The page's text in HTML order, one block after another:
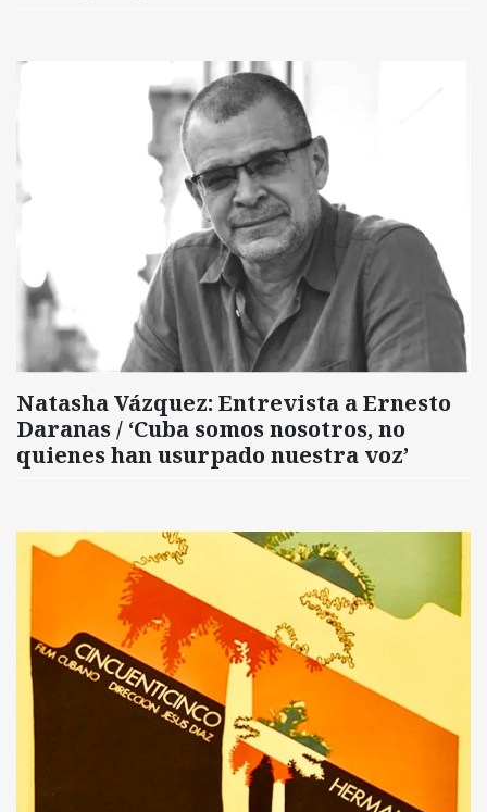
Natasha Vázquez: Entrevista a Ernesto
Daranas / ‘Cuba somos nosotros, no
quienes han usurpado nuestra voz’